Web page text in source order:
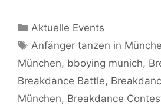
Kategorien
Aktuelle Events
Schlagwörter
Anfänger tanzen in
München, bboying munich,
Breakdance Battle,
München, Breakdance